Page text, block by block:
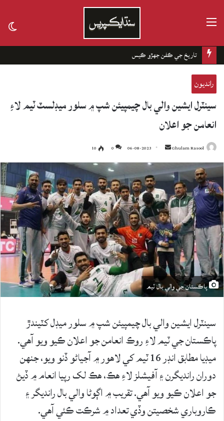
تاريخ جي ڪفن جھڙو ڪيس
رانديون
سينٽرل ايشين والي بال چيمپيئن شپ ۾ سلور ميڊلسٽ ٽيم لاءِ
انعامن جو اعلان
Ghulam Rasool
Send
an
email
06-08-2023
0
10
پاڪستان جي والي بال ٽيم
سينٽرل ايشين والي بال چيمپيئن شپ ۾ سلور ميڊل کٽيندڙ
پاڪستان جي ٽيم لاءِ روڪ انعامن جو اعلان ڪيو ويو آهي.
ميڊيا مطابق انڊر 16 ٽيم کي لاهور ۾ آجياڻو ڏنو ويو، جنهن
دوران رانديگرن ۽ آفيشلز لاءِ هڪ، هڪ لک رپيا انعام ۾ ڏيڻ
جو اعلان ڪيو ويو آهي. تقريب ۾ اڳوڻا والي بال رانديگر ۽
ڪاروباري شخصيتن وڏي تعداد ۾ شرڪت ڪئي آهي.